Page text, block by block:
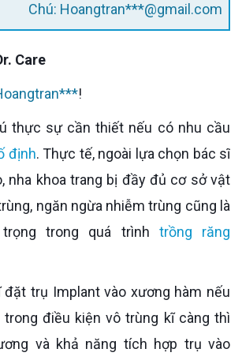
Chú: Hoangtran***@gmail.com
Care
!
thực sự cần thiết nếu có nhu cầu
định. Thực tế, ngoài lựa chọn bác sĩ
nha khoa trang bị đầy đủ cơ sở vật
ngăn ngừa nhiễm trùng cũng là
trong quá trình trồng răng
điều kiện vô trùng kĩ càng thì
và khả năng tích hợp trụ vào